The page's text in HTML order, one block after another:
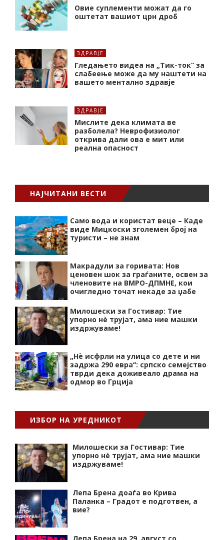
Oвие суплементи можат да го
оштетат вашиот црн дроб
ЗДРАВЈЕ
Гледањето видеа на „Тик-ток“ за
слабеење може да му наштети на
вашето ментално здравје
ЗДРАВЈЕ
Мислите дека климата ве
разболела? Неврофизиолог
открива дали ова е мит или
реална опасност
НАЈЧИТАНИ ВЕСТИ
Само вода и користат веце – Каде
виде Мицкоски зголемен број на
туристи – не знам
Макрадули за горивата: Нов
ценовен шок за граѓаните, освен за
членовите на ВМРО-ДПМНЕ, кои
очигледно точат некаде за џабе
Милошески за Гостивар: Тие
упорно нѐ трујат, ама ние машки
издржуваме!
„Нѐ исфрли на улица со дете и ни
задржа 290 евра“: српско семејство
тврди дека доживеало драма на
одмор во Грција
ИЗБОР НА УРЕДНИКОТ
Милошески за Гостивар: Тие
упорно нѐ трујат, ама ние машки
издржуваме!
Лепа Брена доаѓа во Крива
Паланка – Градот е подготвен, а
вие?
Лепа Брена на 29. август со